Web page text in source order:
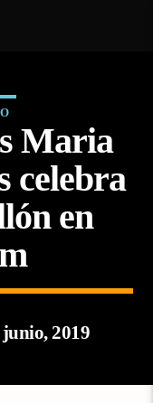
Maria
celebra
en
2019